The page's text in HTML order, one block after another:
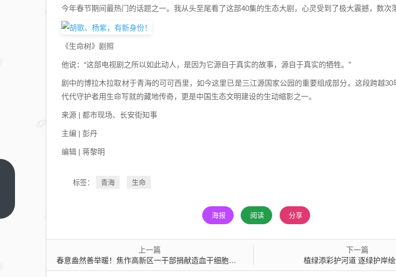
今年春节期间最热门的话题之一。我从头至尾看了这部40集的生态大剧，心灵受到了极大震撼，数次
《生命树》剧照
他说：“这部电视剧之所以如此动人，是因为它源自于真实的故事，源自于真实的牺牲。”
剧中的博拉木拉取材于青海的可可西里，如今这里已是三江源国家公园的重要组成部分。这段跨越30
代代守护者用生命写就的藏地传奇，更是中国生态文明建设的生动缩影之一。
来源 | 都市现场、长安街知事
主编 | 彭丹
编辑 | 蒋黎明
标签： 青海 生命
海报 阅读 分享
上一篇
春意盎然善举暖！焦作高新区一干部捐献造血干细胞救助人
下一篇
植绿添彩护河道 逐绿护岸